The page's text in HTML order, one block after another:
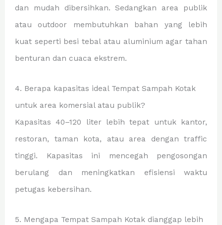
dan mudah dibersihkan. Sedangkan area publik
atau outdoor membutuhkan bahan yang lebih
kuat seperti besi tebal atau aluminium agar tahan
benturan dan cuaca ekstrem.
4. Berapa kapasitas ideal Tempat Sampah Kotak
untuk area komersial atau publik?
Kapasitas 40–120 liter lebih tepat untuk kantor,
restoran, taman kota, atau area dengan traffic
tinggi. Kapasitas ini mencegah pengosongan
berulang dan meningkatkan efisiensi waktu
petugas kebersihan.
5. Mengapa Tempat Sampah Kotak dianggap lebih